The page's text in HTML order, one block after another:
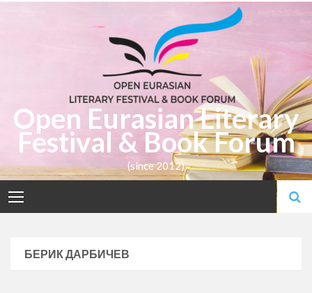
Open Eurasian Literary
Festival & Book Forum
(since 2012)
БЕРИК ДАРБИЧЕВ